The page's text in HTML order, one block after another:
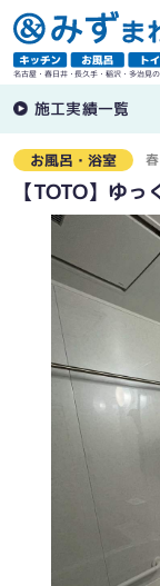
名古屋・春日井・長久手・稲沢・多治見
施工実績一覧
お風呂・浴室
【TOTO】ゆ